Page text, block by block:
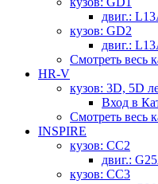
двиг.:
кузов: GD2
двиг.:
Смотреть весь
HR-V
кузов: 3D, 5D
Вход в
Смотреть весь
INSPIRE
кузов: CC2
двиг.:
кузов: CC3